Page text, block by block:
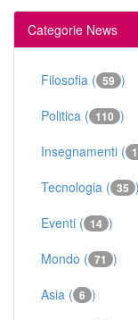
Categorie News
Filosofia ( 59 )
Politica ( 110 )
Insegnamenti (
Tecnologia ( 35 )
Eventi ( 14 )
Mondo ( 71 )
Asia ( 6 )